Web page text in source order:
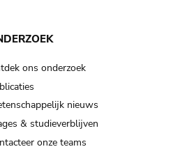
ons onderzoek
nieuws
& studieverblijven
onze teams